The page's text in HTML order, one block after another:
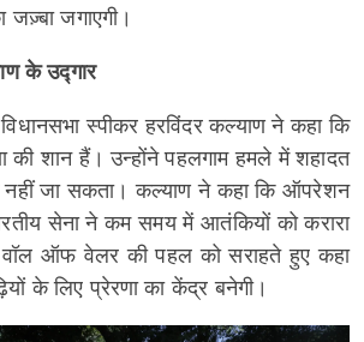
जगाएगी।
के उद्गार
स्पीकर हरविंदर कल्याण ने कहा कि
की शान हैं। उन्होंने पहलगाम हमले में शहादत
नहीं जा सकता। कल्याण ने कहा कि ऑपरेशन
सेना ने कम समय में आतंकियों को करारा
वॉल ऑफ वेलर की पहल को सराहते हुए कहा
के लिए प्रेरणा का केंद्र बनेगी।